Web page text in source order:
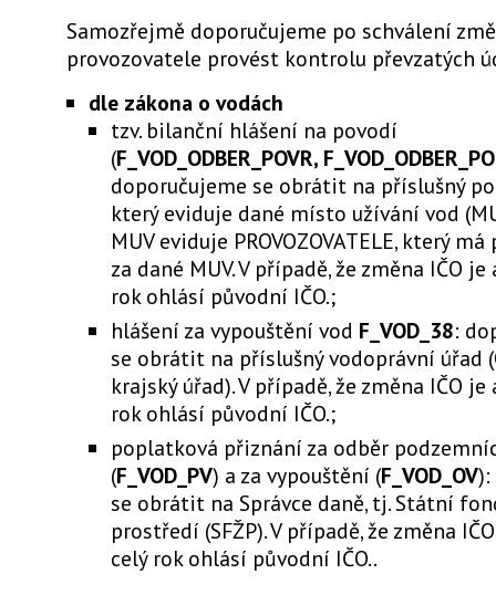
Samozřejmě doporučujeme po schválení
provozovatele provést kontrolu převzatých
dle zákona o vodách
tzv. bilanční hlášení na povodí
(F_VOD_ODBER_POVR,
doporučujeme se obrátit na příslušný
který eviduje dané místo užívání vod
MUV eviduje PROVOZOVATELE, který
za dané MUV. V případě, že změna IČO
rok ohlásí původní IČO.;
hlášení za vypouštění vod F_VOD_38:
se obrátit na příslušný vodoprávní úřad
krajský úřad). V případě, že změna IČO je
rok ohlásí původní IČO.;
poplatková přiznání za odběr
(F_VOD_PV) a za vypouštění (F_VOD_OV
se obrátit na Správce daně, tj. Státní
prostředí (SFŽP). V případě, že změna
celý rok ohlásí původní IČO..